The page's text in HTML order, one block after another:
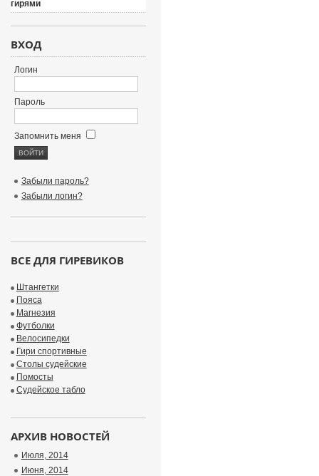
гирями
ВХОД
Логин
Пароль
Запомнить меня
Забыли пароль?
Забыли логин?
ВСЕ ДЛЯ ГИРЕВИКОВ
Штангетки
Пояса
Магнезия
Футболки
Велосипедки
Гири спортивные
Столы судейские
Помосты
Судейское табло
АРХИВ НОВОСТЕЙ
Июля, 2014
Июня, 2014